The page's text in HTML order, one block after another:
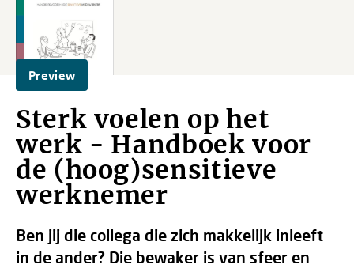
Preview
Sterk voelen op het
werk - Handboek voor
de (hoog)sensitieve
werknemer
Ben jij die collega die zich makkelijk inleeft
in de ander? Die bewaker is van sfeer en